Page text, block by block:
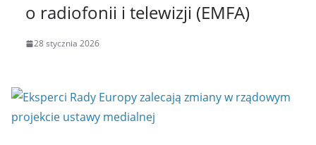
o radiofonii i telewizji (EMFA)
28 stycznia 2026